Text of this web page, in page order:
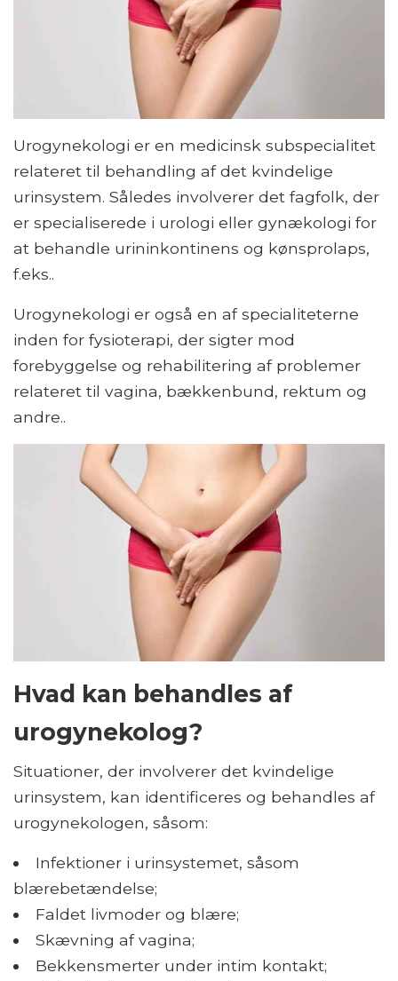
Urogynekologi er en medicinsk subspecialitet
relateret til behandling af det kvindelige
urinsystem. Således involverer det fagfolk, der
er specialiserede i urologi eller gynækologi for
at behandle urininkontinens og kønsprolaps,
f.eks..
Urogynekologi er også en af ​​specialiteterne
inden for fysioterapi, der sigter mod
forebyggelse og rehabilitering af problemer
relateret til vagina, bækkenbund, rektum og
andre..
Hvad kan behandles af
urogynekolog?
Situationer, der involverer det kvindelige
urinsystem, kan identificeres og behandles af
urogynekologen, såsom:
Infektioner i urinsystemet, såsom
blærebetændelse;
Faldet livmoder og blære;
Skævning af vagina;
Bekkensmerter under intim kontakt;